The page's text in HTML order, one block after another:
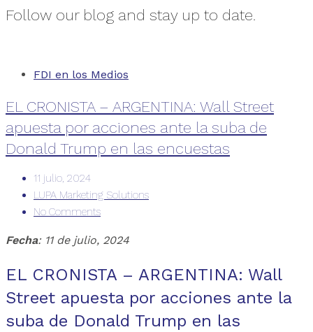
Follow our blog and stay up to date.
FDI en los Medios
EL CRONISTA – ARGENTINA: Wall Street
apuesta por acciones ante la suba de
Donald Trump en las encuestas
11 julio, 2024
LUPA Marketing Solutions
No Comments
Fecha: 11 de julio, 2024
EL CRONISTA – ARGENTINA: Wall
Street apuesta por acciones ante la
suba de Donald Trump en las